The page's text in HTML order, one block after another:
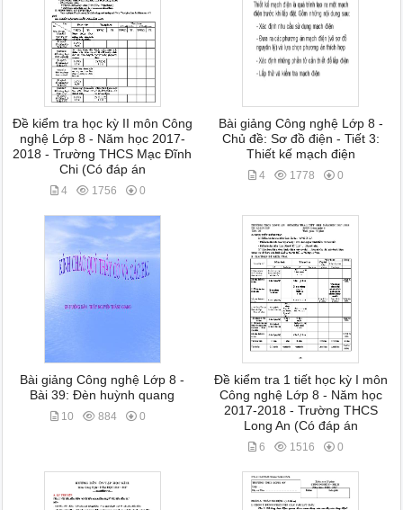
Đề kiểm tra học kỳ II môn Công
nghệ Lớp 8 - Năm học 2017-
2018 - Trường THCS Mạc Đĩnh
Chi (Có đáp án
4 1756 0
Bài giảng Công nghệ Lớp 8 -
Chủ đề: Sơ đồ điện - Tiết 3:
Thiết kế mạch điện
4 1778 0
Bài giảng Công nghệ Lớp 8 -
Bài 39: Đèn huỳnh quang
10 884 0
Đề kiểm tra 1 tiết học kỳ I môn
Công nghệ Lớp 8 - Năm học
2017-2018 - Trường THCS
Long An (Có đáp án
6 1516 0